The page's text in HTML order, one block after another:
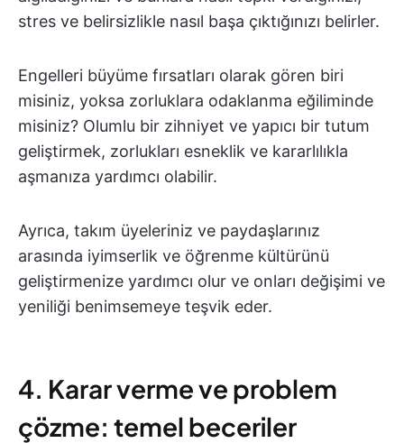
stres ve belirsizlikle nasıl başa çıktığınızı belirler.
Engelleri büyüme fırsatları olarak gören biri
misiniz, yoksa zorluklara odaklanma eğiliminde
misiniz? Olumlu bir zihniyet ve yapıcı bir tutum
geliştirmek, zorlukları esneklik ve kararlılıkla
aşmanıza yardımcı olabilir.
Ayrıca, takım üyeleriniz ve paydaşlarınız
arasında iyimserlik ve öğrenme kültürünü
geliştirmenize yardımcı olur ve onları değişimi ve
yeniliği benimsemeye teşvik eder.
4. Karar verme ve problem
çözme: temel beceriler